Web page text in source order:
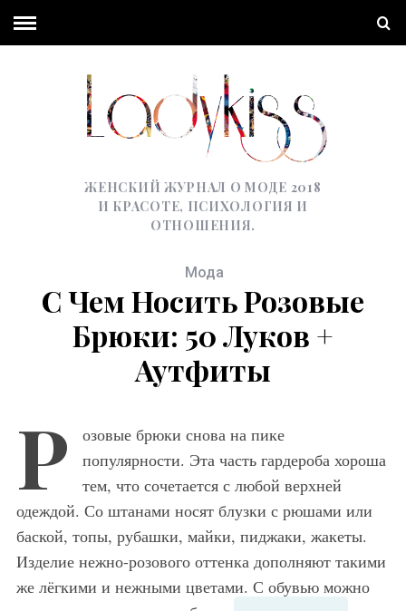
ЖЕНСКИЙ ЖУРНАЛ О МОДЕ 2018
И КРАСОТЕ, ПСИХОЛОГИЯ И
ОТНОШЕНИЯ.
Мода
С Чем Носить Розовые
Брюки: 50 Луков +
Аутфиты
Р
озовые брюки снова на пике
популярности. Эта часть гардероба хороша
тем, что сочетается с любой верхней
одеждой. Со штанами носят блузки с рюшами или
баской, топы, рубашки, майки, пиджаки, жакеты.
Изделие нежно-розового оттенка дополняют такими
же лёгкими и нежными цветами. С обувью можно